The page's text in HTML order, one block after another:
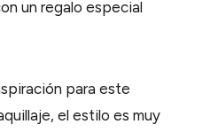
un regalo especial
para este
el estilo es muy